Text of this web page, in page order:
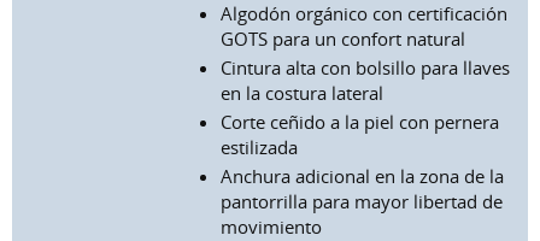
Algodón orgánico con certificación
GOTS para un confort natural
Cintura alta con bolsillo para llaves
en la costura lateral
Corte ceñido a la piel con pernera
estilizada
Anchura adicional en la zona de la
pantorrilla para mayor libertad de
movimiento